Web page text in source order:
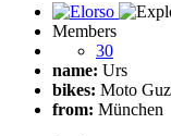
Members
30
name: Urs
bikes: Moto
from: München